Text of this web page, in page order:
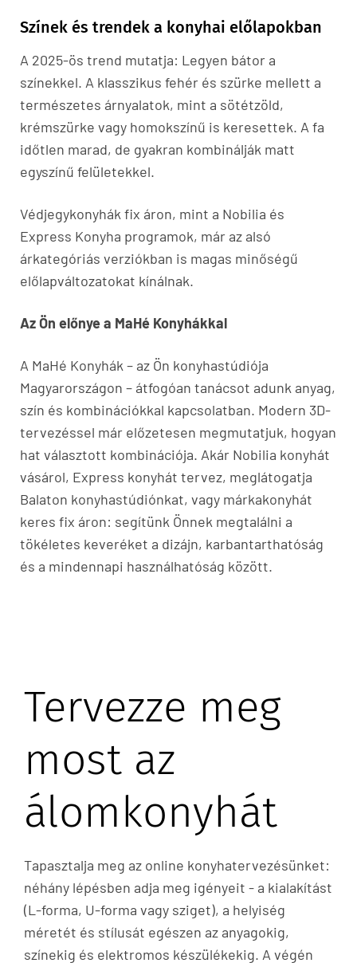
Színek és trendek a konyhai előlapokban
A 2025-ös trend mutatja: Legyen bátor a
színekkel. A klasszikus fehér és szürke mellett a
természetes árnyalatok, mint a sötétzöld,
krémszürke vagy homokszínű is keresettek. A fa
időtlen marad, de gyakran kombinálják matt
egyszínű felületekkel.
Védjegykonyhák fix áron, mint a Nobilia és
Express Konyha programok, már az alsó
árkategóriás verziókban is magas minőségű
előlapváltozatokat kínálnak.
Az Ön előnye a MaHé Konyhákkal
A MaHé Konyhák – az Ön konyhastúdiója
Magyarországon – átfogóan tanácsot adunk anyag,
szín és kombinációkkal kapcsolatban. Modern 3D-
tervezéssel már előzetesen megmutatjuk, hogyan
hat választott kombinációja. Akár Nobilia konyhát
vásárol, Express konyhát tervez, meglátogatja
Balaton konyhastúdiónkat, vagy márkakonyhát
keres fix áron: segítünk Önnek megtalálni a
tökéletes keveréket a dizájn, karbantarthatóság
és a mindennapi használhatóság között.
Tervezze meg
most az
álomkonyhát
Tapasztalja meg az online konyhatervezésünket:
néhány lépésben adja meg igényeit - a kialakítást
(L-forma, U-forma vagy sziget), a helyiség
méretét és stílusát egészen az anyagokig,
színekig és elektromos készülékekig. A végén